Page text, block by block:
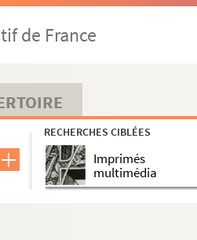
de France
RECHERCHES CIBLÉES
Imprimés
multimédia
(revue bi-mensuelle)